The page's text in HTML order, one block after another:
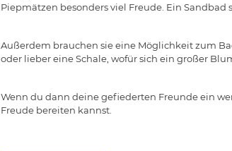
Piepmätzen besonders viel Freude. Ein Sandbad
Außerdem brauchen sie eine Möglichkeit zum
oder lieber eine Schale, wofür sich ein großer
Wenn du dann deine gefiederten Freunde ein
Freude bereiten kannst.